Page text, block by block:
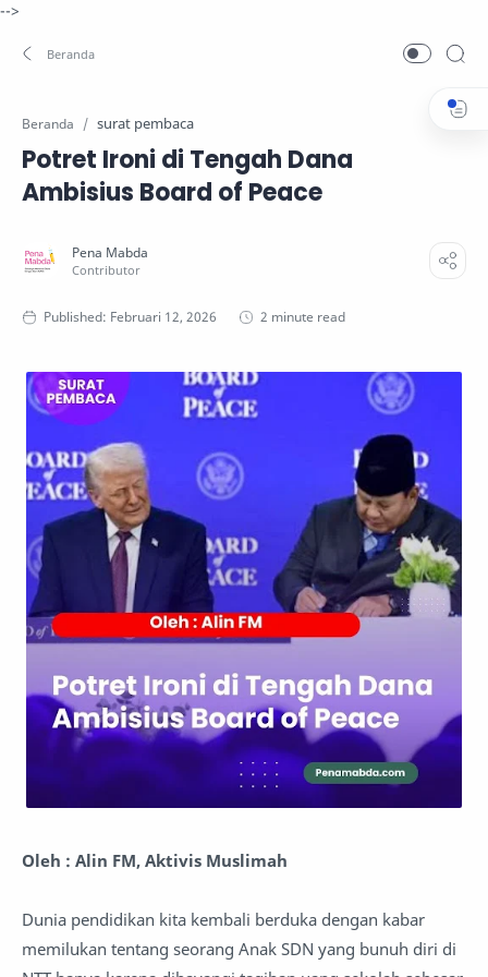
-->
Beranda surat pembaca
Potret Ironi di Tengah Dana
Ambisius Board of Peace
2 minute read
Oleh : Alin FM, Aktivis Muslimah
Dunia pendidikan kita kembali berduka dengan kabar
memilukan tentang seorang Anak SDN yang bunuh diri di